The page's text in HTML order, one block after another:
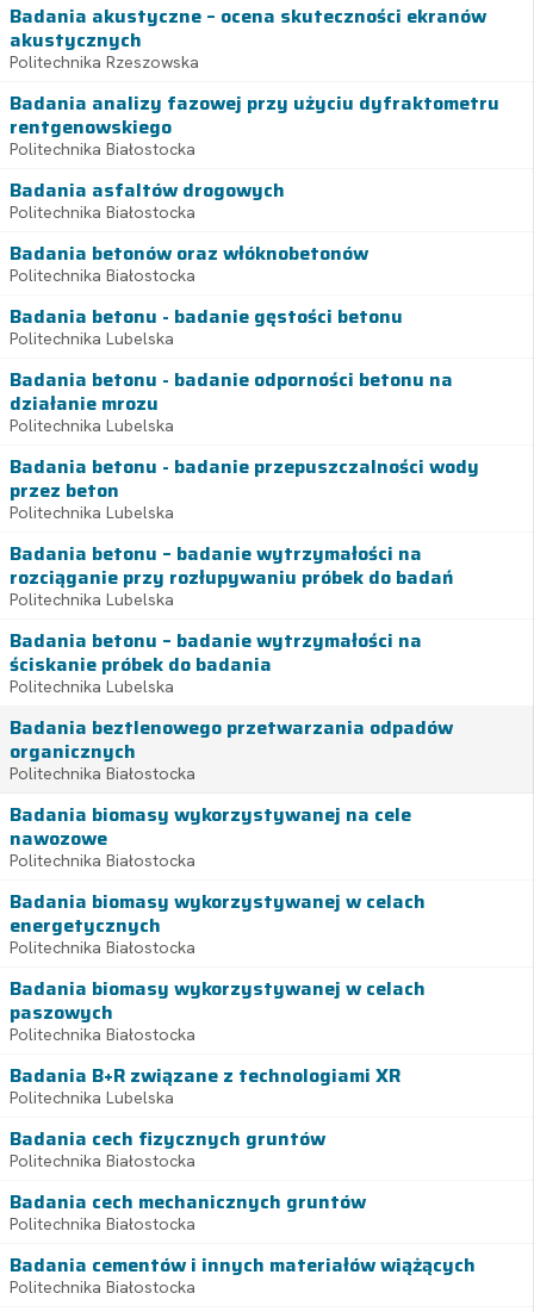
Badania akustyczne – ocena skuteczności ekranów
akustycznych
Politechnika Rzeszowska
Badania analizy fazowej przy użyciu dyfraktometru
rentgenowskiego
Politechnika Białostocka
Badania asfaltów drogowych
Politechnika Białostocka
Badania betonów oraz włóknobetonów
Politechnika Białostocka
Badania betonu - badanie gęstości betonu
Politechnika Lubelska
Badania betonu - badanie odporności betonu na
działanie mrozu
Politechnika Lubelska
Badania betonu - badanie przepuszczalności wody
przez beton
Politechnika Lubelska
Badania betonu – badanie wytrzymałości na
rozciąganie przy rozłupywaniu próbek do badań
Politechnika Lubelska
Badania betonu – badanie wytrzymałości na
ściskanie próbek do badania
Politechnika Lubelska
Badania beztlenowego przetwarzania odpadów
organicznych
Politechnika Białostocka
Badania biomasy wykorzystywanej na cele
nawozowe
Politechnika Białostocka
Badania biomasy wykorzystywanej w celach
energetycznych
Politechnika Białostocka
Badania biomasy wykorzystywanej w celach
paszowych
Politechnika Białostocka
Badania B+R związane z technologiami XR
Politechnika Lubelska
Badania cech fizycznych gruntów
Politechnika Białostocka
Badania cech mechanicznych gruntów
Politechnika Białostocka
Badania cementów i innych materiałów wiążących
Politechnika Białostocka